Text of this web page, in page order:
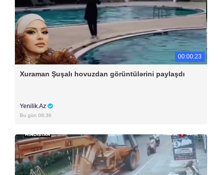
00:00:23
Xuraman Şuşalı hovuzdan görüntülərini paylaşdı
Yenilik.Az
Bu gün 08:36